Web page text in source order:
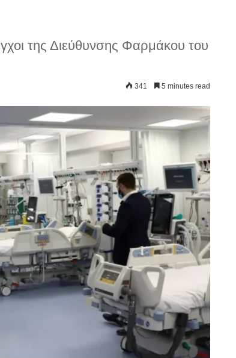
της Διεύθυνσης Φαρμάκου του
341 5 minutes read